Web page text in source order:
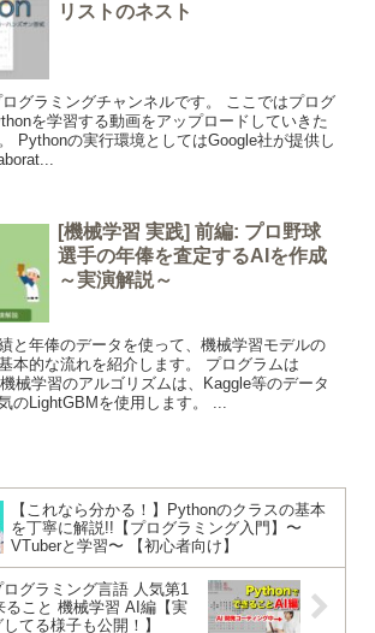
リストのネスト
ログラミングチャンネルです。 ここではプログ
を学習する動画をアップロードしていきた
Pythonの実行環境としてはGoogle社が提供し
[機械学習 実践] 前編: プロ野球
選手の年俸を査定するAIを作成
～実演解説～
と年俸のデータを使って、機械学習モデルの
本的な流れを紹介します。 プログラムは
械学習のアルゴリズムは、Kaggle等のデータ
のLightGBMを使用します。 ...
【これなら分かる！】Pythonのクラスの基本
を丁寧に解説!!【プログラミング入門】〜
VTuberと学習〜 【初心者向け】
ログラミング言語 人気第1
ること 機械学習 AI編【実
てる様子も公開！】